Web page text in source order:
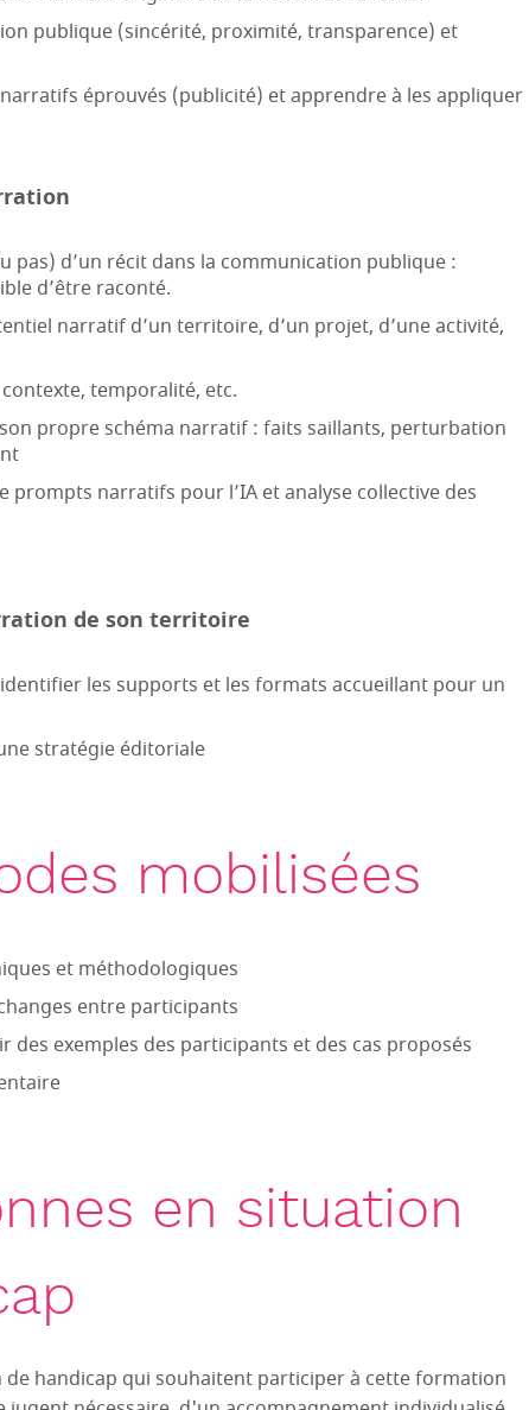
publique (sincérité, proximité, transparence) et
éprouvés (publicité) et apprendre à les appliquer
pas) d’un récit dans la communication publique :
d’être raconté.
narratif d’un territoire, d’un projet, d’une activité,
temporalité, etc.
propre schéma narratif : faits saillants, perturbation
prompts narratifs pour l’IA et analyse collective des
de son territoire
les supports et les formats accueillant pour un
stratégie éditoriale
mobilisées
et méthodologiques
entre participants
des exemples des participants et des cas proposés
en situation
handicap qui souhaitent participer à cette formation